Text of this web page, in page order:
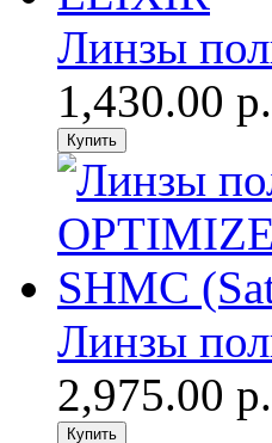
Линзы
1,430.00 р.
Линзы
2,975.00 р.